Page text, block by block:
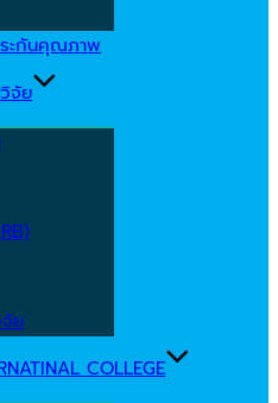
ะกันคุณภาพ
จัย
ย
COLLEGE